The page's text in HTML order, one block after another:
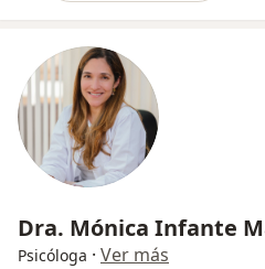
Dra. Mónica Infante
Psicóloga · Ver más